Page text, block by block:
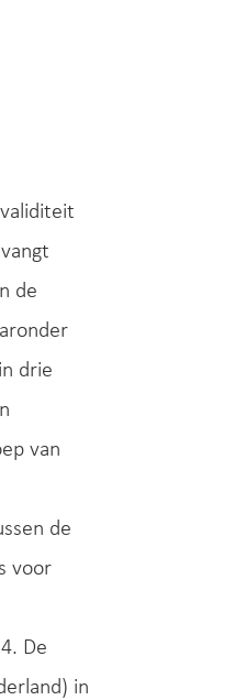
de
drie
van
de
voor
De
in